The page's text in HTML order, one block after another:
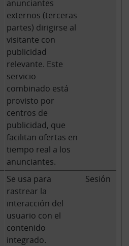
anunciantes
externos (terceras
partes) dirigirse al
visitante con
publicidad
relevante. Este
servicio
combinado está
provisto por
centros de
publicidad, que
facilitan ofertas en
tiempo real a los
anunciantes.
Se usa para
rastrear la
interacción del
usuario con el
contenido
integrado.
Sesión